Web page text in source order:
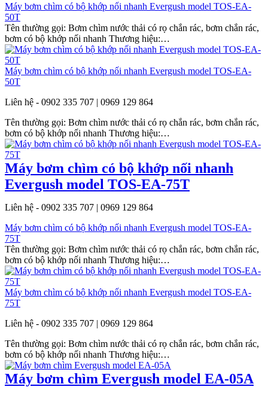
Máy bơm chìm có bộ khớp nối nhanh Evergush model TOS-EA-
50T
Tên thường gọi: Bơm chìm nước thải có rọ chắn rác, bơm chắn rác,
bơm có bộ khớp nối nhanh Thương hiệu:…
Máy bơm chìm có bộ khớp nối nhanh Evergush model TOS-EA-
50T
Liên hệ - 0902 335 707 | 0969 129 864
Tên thường gọi: Bơm chìm nước thải có rọ chắn rác, bơm chắn rác,
bơm có bộ khớp nối nhanh Thương hiệu:…
Máy bơm chìm có bộ khớp nối nhanh
Evergush model TOS-EA-75T
Liên hệ - 0902 335 707 | 0969 129 864
Máy bơm chìm có bộ khớp nối nhanh Evergush model TOS-EA-
75T
Tên thường gọi: Bơm chìm nước thải có rọ chắn rác, bơm chắn rác,
bơm có bộ khớp nối nhanh Thương hiệu:…
Máy bơm chìm có bộ khớp nối nhanh Evergush model TOS-EA-
75T
Liên hệ - 0902 335 707 | 0969 129 864
Tên thường gọi: Bơm chìm nước thải có rọ chắn rác, bơm chắn rác,
bơm có bộ khớp nối nhanh Thương hiệu:…
Máy bơm chìm Evergush model EA-05A